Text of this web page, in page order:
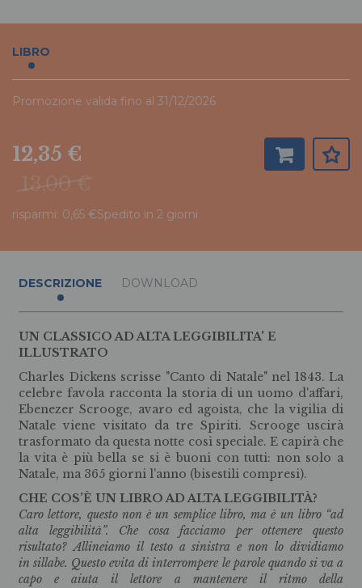
LIBRO
Promozione valida fino al 31/12/2026
13,00 €
12,35 €
risparmi: 0,65 €Spedito in 2 giorni
DESCRIZIONE DOWNLOAD
UN CLASSICO AD ALTA LEGGIBILITA' E
ILLUSTRATO
Charles Dickens scrisse "Canto di Natale" nel 1843. La
celebre favola racconta la storia di un uomo d'affari,
Ebenezer Scrooge, avaro ed agoista, che la vigilia di
Natale viene visitato da tre Spiriti. Scrooge uscirà
trasformato da questa notte così speciale. E capirà che
la vita è più bella se si è buoni con tutti: non solo a
Natale, ma 365 giorni l'anno (bisestili compresi).
CHE COS’È UN LIBRO AD ALTA LEGGIBILITÀ?
Caro lettore, questo non è un semplice libro, ma è un libro “ad
alta leggibilità”. Che cosa facciamo per ottenere questo
risultato? Allineiamo il testo a sinistra e non lo dividiamo
in sillabe. Questo evita di interrompere le parole quando si va a
capo e aiuta il lettore a mantenere il ritmo della